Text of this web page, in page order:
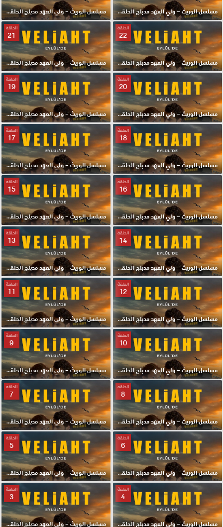
مسلسل الوريث – ولي العهد مدبلج الحلقة 24 HD مسلسل الوريث – ولي العهد مدبلج الحلقة 23 HD
الحلقة
22
مسلسل الوريث – ولي العهد مدبلج الحلقة 22 HD
الحلقة
21
مسلسل الوريث – ولي العهد مدبلج الحلقة 21 HD
الحلقة
20
مسلسل الوريث – ولي العهد مدبلج الحلقة 20 HD
الحلقة
19
مسلسل الوريث – ولي العهد مدبلج الحلقة 19 HD
الحلقة
18
مسلسل الوريث – ولي العهد مدبلج الحلقة 18 HD
الحلقة
17
مسلسل الوريث – ولي العهد مدبلج الحلقة 17 HD
الحلقة
16
مسلسل الوريث – ولي العهد مدبلج الحلقة 16 HD
الحلقة
15
مسلسل الوريث – ولي العهد مدبلج الحلقة 15 HD
الحلقة
14
مسلسل الوريث – ولي العهد مدبلج الحلقة 14 HD
الحلقة
13
مسلسل الوريث – ولي العهد مدبلج الحلقة 13 HD
الحلقة
12
مسلسل الوريث – ولي العهد مدبلج الحلقة 12 HD
الحلقة
11
مسلسل الوريث – ولي العهد مدبلج الحلقة 11 HD
الحلقة
10
مسلسل الوريث – ولي العهد مدبلج الحلقة 10 HD
الحلقة
9
مسلسل الوريث – ولي العهد مدبلج الحلقة 9 HD
الحلقة
8
مسلسل الوريث – ولي العهد مدبلج الحلقة 8 HD
الحلقة
7
مسلسل الوريث – ولي العهد مدبلج الحلقة 7 HD
الحلقة
6
مسلسل الوريث – ولي العهد مدبلج الحلقة 6 HD
الحلقة
5
مسلسل الوريث – ولي العهد مدبلج الحلقة 5 HD
الحلقة
4
مسلسل الوريث – ولي العهد مدبلج الحلقة 4 HD
الحلقة
3
مسلسل الوريث – ولي العهد مدبلج الحلقة 3 HD